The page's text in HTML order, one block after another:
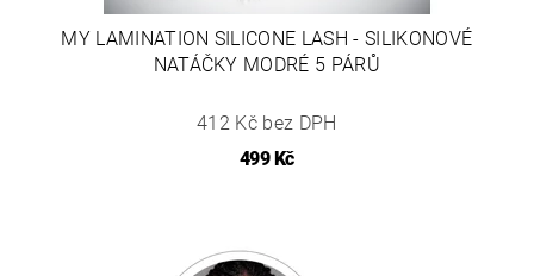
MY LAMINATION SILICONE LASH - SILIKONOVÉ
NATÁČKY MODRÉ 5 PÁRŮ
412 Kč bez DPH
499 Kč